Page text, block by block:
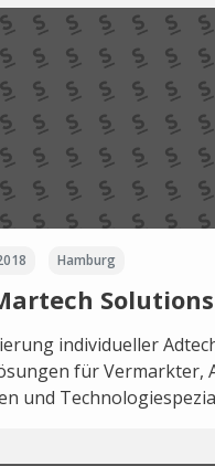
Hamburg
Solutions
individueller
für Vermarkter,
und